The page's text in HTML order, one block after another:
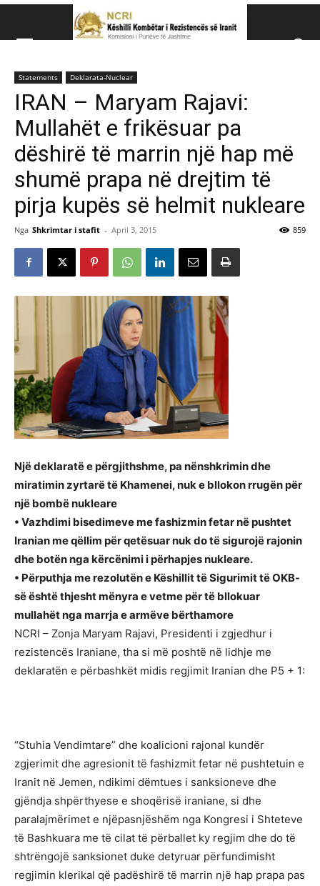
Këshillit Kombëtar të Rezistencës së Iranit (NCRI)
Statements Deklarata-Nuclear
IRAN – Maryam Rajavi:
Mullahët e frikësuar pa
dëshirë të marrin një hap më
shumë prapa në drejtim të
pirja kupës së helmit nukleare
Nga Shkrimtar i stafit - April 3, 2015 859
Një deklaratë e përgjithshme, pa nënshkrimin dhe
miratimin zyrtarë të Khamenei, nuk e bllokon rrugën për
një bombë nukleare
• Vazhdimi bisedimeve me fashizmin fetar në pushtet
Iranian me qëllim për qetësuar nuk do të sigurojë rajonin
dhe botën nga kërcënimi i përhapjes nukleare.
• Përputhja me rezolutën e Këshillit të Sigurimit të OKB-
së është thjesht mënyra e vetme për të bllokuar
mullahët nga marrja e armëve bërthamore
NCRI – Zonja Maryam Rajavi, Presidenti i zgjedhur i
rezistencës Iraniane, tha si më poshtë në lidhje me
deklaratën e përbashkët midis regjimit Iranian dhe P5 + 1:
“Stuhia Vendimtare” dhe koalicioni rajonal kundër
zgjerimit dhe agresionit të fashizmit fetar në pushtetuin e
Iranit në Jemen, ndikimi dëmtues i sanksioneve dhe
gjëndja shpërthyese e shoqërisë iraniane, si dhe
paralajmërimet e njëpasnjëshëm nga Kongresi i Shteteve
të Bashkuara me të cilat të përballet ky regjim dhe do të
shtrëngojë sanksionet duke detyruar përfundimisht
regjimin klerikal që padëshirë të marrin një hap prapa pas